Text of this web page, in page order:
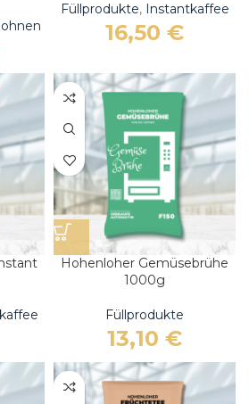
Füllprodukte, Instantkaffee
16,50 €
Hohenloher Gemüsebrühe
1000g
Füllprodukte
13,10 €